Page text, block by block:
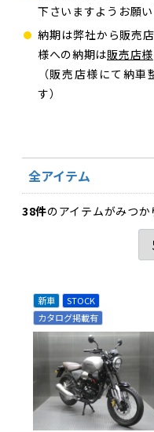
下さいますようお願い
納期は弊社から販売
様への納期は販売店様
（販売店様にて納
す）
全アイテム
38件のアイテムがみつか
新車
STOCK
カタログ掲載有